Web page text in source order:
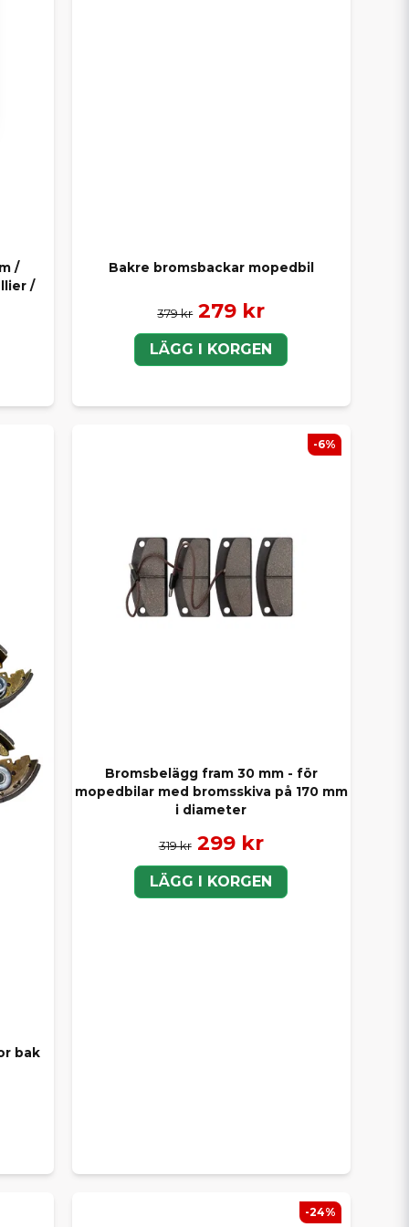
/
/
Bakre bromsbackar mopedbil
379 kr 279 kr
LÄGG I KORGEN
bak
Bromsbelägg fram 30 mm - för
mopedbilar med bromsskiva på 170 mm
i diameter
319 kr 299 kr
LÄGG I KORGEN
-6%
-24%